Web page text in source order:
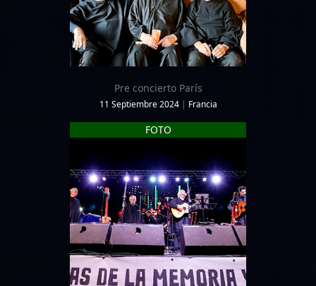
Pre concierto París
11 Septiembre 2024 | Francia
FOTO